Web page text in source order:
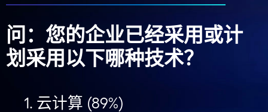
问：您的企业已经采用或计
划采用以下哪种技术？
1. 云计算 (89%)